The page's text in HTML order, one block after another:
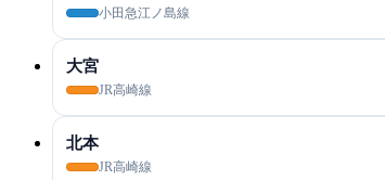
小田急江ノ島線
大宮
JR高崎線
北本
JR高崎線